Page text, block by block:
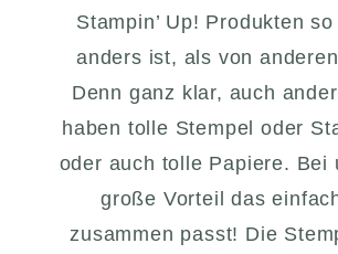
Stampin’ Up! Produkten
anders ist, als von
Denn ganz klar, auch
haben tolle Stempel oder
oder auch tolle Papiere. Bei
große Vorteil das
zusammen passt! Die